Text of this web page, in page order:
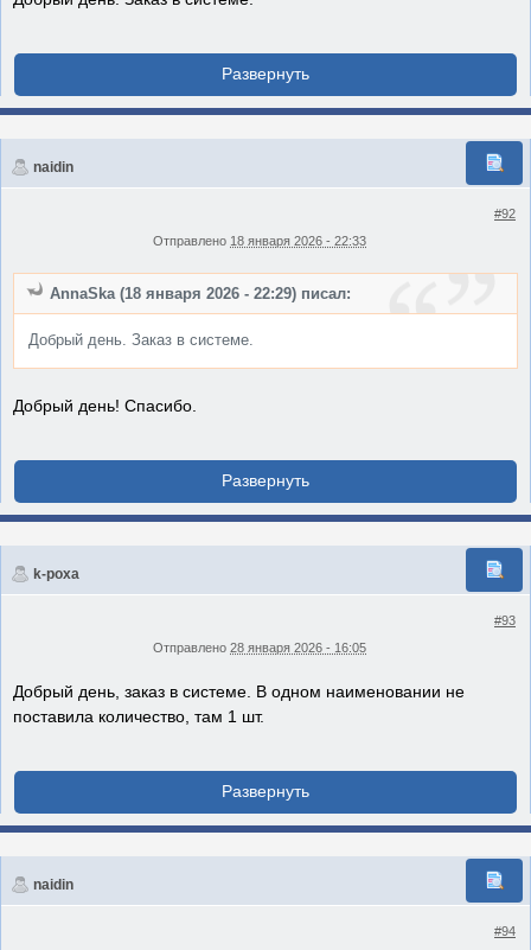
naidin
#92
Отправлено 18 января 2026 - 22:33
AnnaSka (18 января 2026 - 22:29) писал:
Добрый день. Заказ в системе.
Добрый день! Спасибо.
k-poxa
#93
Отправлено 28 января 2026 - 16:05
Добрый день, заказ в системе. В одном наименовании не
поставила количество, там 1 шт.
naidin
#94